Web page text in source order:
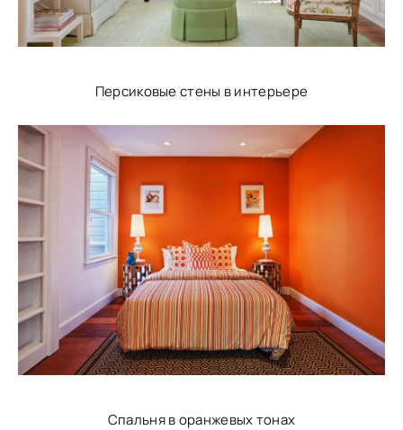
Персиковые стены в интерьере
Спальня в оранжевых тонах